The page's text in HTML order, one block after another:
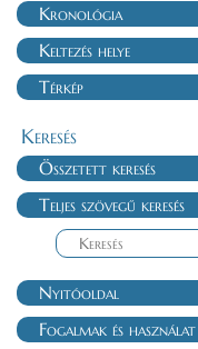
Kronológia
Keltezés helye
Térkép
Keresés
Összetett keresés
Teljes szövegű keresés
Nyitóoldal
Fogalmak és használat